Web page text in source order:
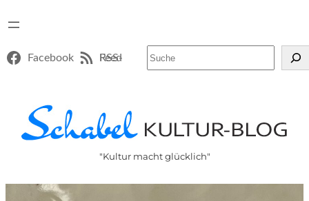
Facebook RSS-Feed
"Kultur macht glücklich"